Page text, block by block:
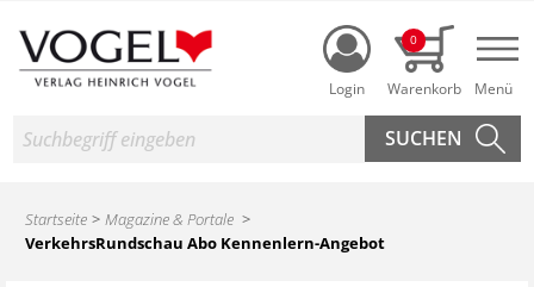
Login
0
Suche
Startseite
Magazine & Portale
VerkehrsRundschau Abo Kennenlern-Angebot